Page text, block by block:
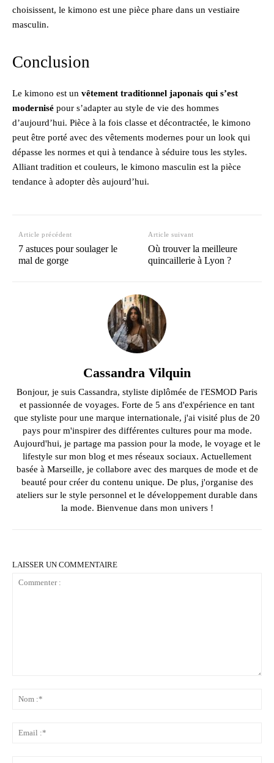
choisissent, le kimono est une pièce phare dans un vestiaire
masculin.
Conclusion
Le kimono est un vêtement traditionnel japonais qui s’est
modernisé pour s’adapter au style de vie des hommes
d’aujourd’hui. Pièce à la fois classe et décontractée, le kimono
peut être porté avec des vêtements modernes pour un look qui
dépasse les normes et qui à tendance à séduire tous les styles.
Alliant tradition et couleurs, le kimono masculin est la pièce
tendance à adopter dès aujourd’hui.
Article précédent
7 astuces pour soulager le
mal de gorge
Article suivant
Où trouver la meilleure
quincaillerie à Lyon ?
Cassandra Vilquin
Bonjour, je suis Cassandra, styliste diplômée de l'ESMOD Paris
et passionnée de voyages. Forte de 5 ans d'expérience en tant
que styliste pour une marque internationale, j'ai visité plus de 20
pays pour m'inspirer des différentes cultures pour ma mode.
Aujourd'hui, je partage ma passion pour la mode, le voyage et le
lifestyle sur mon blog et mes réseaux sociaux. Actuellement
basée à Marseille, je collabore avec des marques de mode et de
beauté pour créer du contenu unique. De plus, j'organise des
ateliers sur le style personnel et le développement durable dans
la mode. Bienvenue dans mon univers !
LAISSER UN COMMENTAIRE